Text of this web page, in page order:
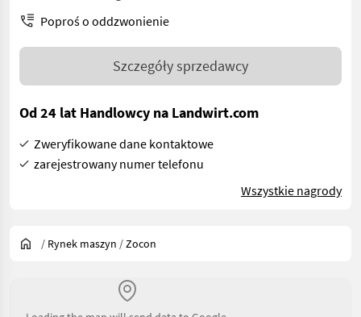
Poproś o oddzwonienie
Szczegóły sprzedawcy
Od 24 lat Handlowcy na Landwirt.com
Zweryfikowane dane kontaktowe
zarejestrowany numer telefonu
Wszystkie nagrody
/ Rynek maszyn /Zocon